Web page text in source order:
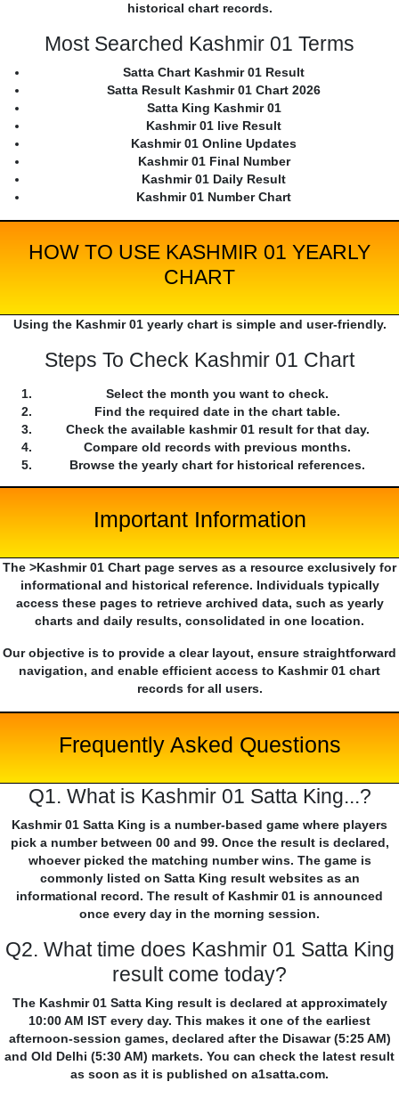
historical chart records.
Most Searched Kashmir 01 Terms
Satta Chart Kashmir 01 Result
Satta Result Kashmir 01 Chart 2026
Satta King Kashmir 01
Kashmir 01 live Result
Kashmir 01 Online Updates
Kashmir 01 Final Number
Kashmir 01 Daily Result
Kashmir 01 Number Chart
HOW TO USE KASHMIR 01 YEARLY
CHART
Using the Kashmir 01 yearly chart is simple and user-friendly.
Steps To Check Kashmir 01 Chart
Select the month you want to check.
Find the required date in the chart table.
Check the available kashmir 01 result for that day.
Compare old records with previous months.
Browse the yearly chart for historical references.
Important Information
The >Kashmir 01 Chart page serves as a resource exclusively for
informational and historical reference. Individuals typically
access these pages to retrieve archived data, such as yearly
charts and daily results, consolidated in one location.
Our objective is to provide a clear layout, ensure straightforward
navigation, and enable efficient access to Kashmir 01 chart
records for all users.
Frequently Asked Questions
Q1. What is Kashmir 01 Satta King...?
Kashmir 01 Satta King is a number-based game where players
pick a number between 00 and 99. Once the result is declared,
whoever picked the matching number wins. The game is
commonly listed on Satta King result websites as an
informational record. The result of Kashmir 01 is announced
once every day in the morning session.
Q2. What time does Kashmir 01 Satta King
result come today?
The Kashmir 01 Satta King result is declared at approximately
10:00 AM IST every day. This makes it one of the earliest
afternoon-session games, declared after the Disawar (5:25 AM)
and Old Delhi (5:30 AM) markets. You can check the latest result
as soon as it is published on a1satta.com.